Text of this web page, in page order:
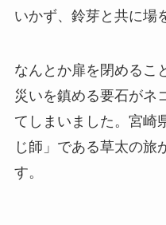
いかず、鈴芽と共に場
なんとか扉を閉めるこ
災いを鎮める要石がネ
てしまいました。宮崎
じ師」である草太の旅
す。